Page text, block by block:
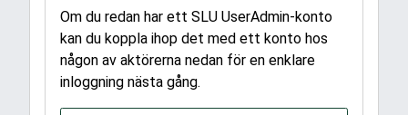
Om du redan har ett SLU UserAdmin-konto
kan du koppla ihop det med ett konto hos
någon av aktörerna nedan för en enklare
inloggning nästa gång.